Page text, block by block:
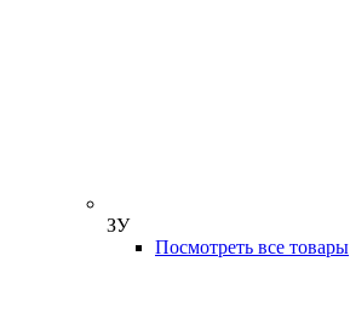
ЗУ
Посмотреть все товары